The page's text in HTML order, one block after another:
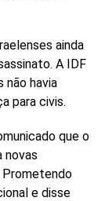
ainda
A IDF
não havia
para civis.
que o
novas
Prometendo
e disse